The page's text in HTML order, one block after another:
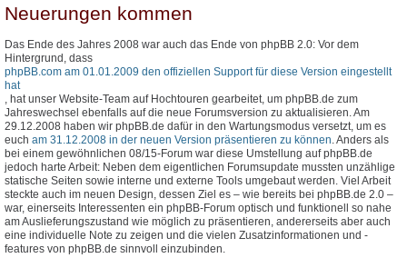
Neuerungen kommen
Das Ende des Jahres 2008 war auch das Ende von phpBB 2.0: Vor dem
Hintergrund, dass
phpBB.com am 01.01.2009 den offiziellen Support für diese Version eingestellt
hat
, hat unser Website-Team auf Hochtouren gearbeitet, um phpBB.de zum
Jahreswechsel ebenfalls auf die neue Forumsversion zu aktualisieren. Am
29.12.2008 haben wir phpBB.de dafür in den Wartungsmodus versetzt, um es
euch am 31.12.2008 in der neuen Version präsentieren zu können. Anders als
bei einem gewöhnlichen 08/15-Forum war diese Umstellung auf phpBB.de
jedoch harte Arbeit: Neben dem eigentlichen Forumsupdate mussten unzählige
statische Seiten sowie interne und externe Tools umgebaut werden. Viel Arbeit
steckte auch im neuen Design, dessen Ziel es – wie bereits bei phpBB.de 2.0 –
war, einerseits Interessenten ein phpBB-Forum optisch und funktionell so nahe
am Auslieferungszustand wie möglich zu präsentieren, andererseits aber auch
eine individuelle Note zu zeigen und die vielen Zusatzinformationen und -
features von phpBB.de sinnvoll einzubinden.